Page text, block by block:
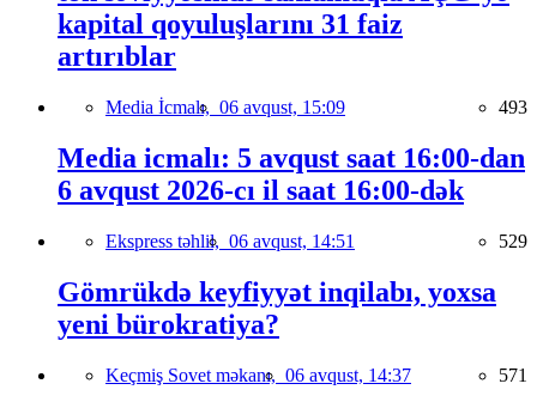
kapital qoyuluşlarını 31 faiz
artırıblar
Media İcmalı, 06 avqust, 15:09 493
Media icmalı: 5 avqust saat 16:00-dan
6 avqust 2026-cı il saat 16:00-dək
Ekspress təhlil, 06 avqust, 14:51 529
Gömrükdə keyfiyyət inqilabı, yoxsa
yeni bürokratiya?
Keçmiş Sovet məkanı, 06 avqust, 14:37 571